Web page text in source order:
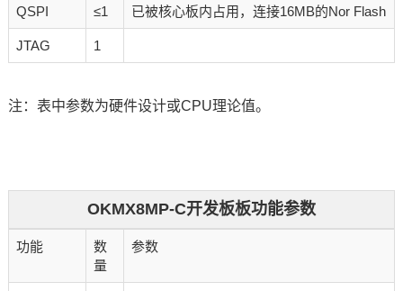
QSPI ≤1 已被核心板内占用，连接16MB的Nor Flash
JTAG 1
注：表中参数为硬件设计或CPU理论值。
OKMX8MP-C开发板板功能参数
功能
数
量
参数